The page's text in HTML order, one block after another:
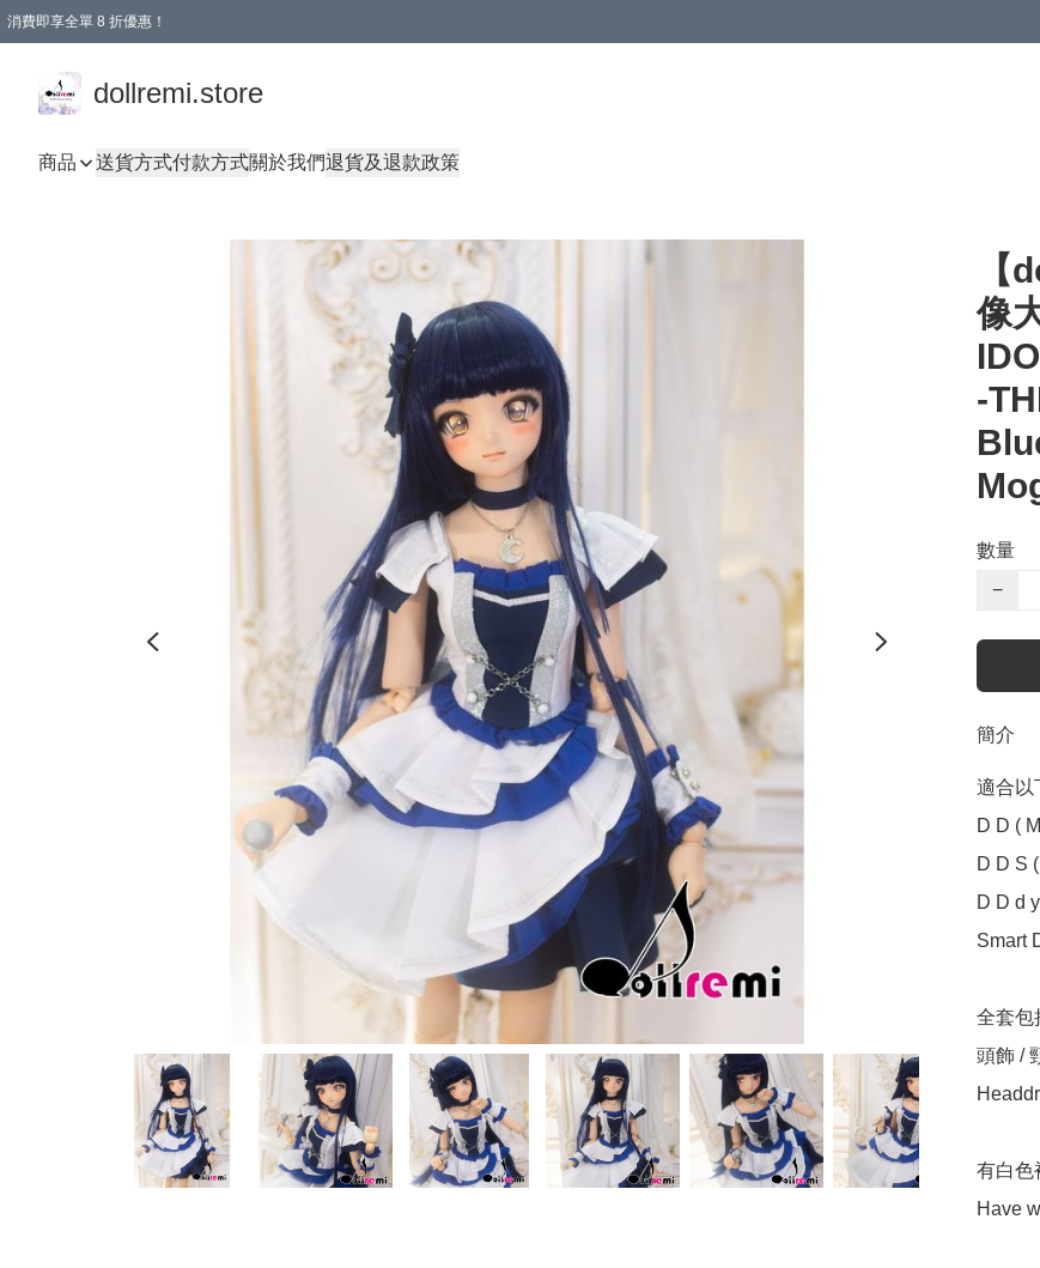
消費即享全單 8 折優惠！
dollremi.store
商品 送貨方式付款方式關於我們退貨及退款政策
【
像
-
數量
−
簡介
適合以
D D (
D D S
D D d y
Smart
全套包
頭飾 /
有白色
Have